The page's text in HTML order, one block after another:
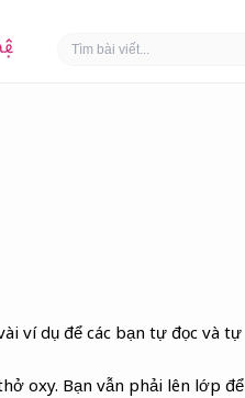
Search
for:
ví dụ để các bạn tự đọc và tự
oxy. Bạn vẫn phải lên lớp để